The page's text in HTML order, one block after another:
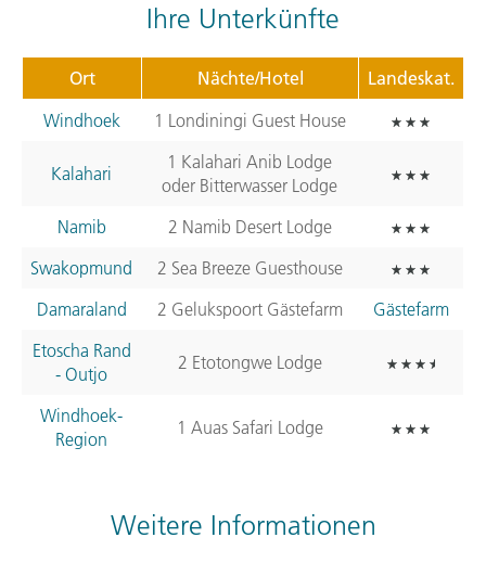
Ihre Unterkünfte
Ort Nächte/Hotel
Landeskat.
Windhoek
1 Londiningi Guest House
Kalahari
1 Kalahari Anib Lodge
oder Bitterwasser Lodge
Namib
2 Namib Desert Lodge
Swakopmund
2 Sea Breeze Guesthouse
Damaraland
2 Gelukspoort Gästefarm
Gästefarm
Etoscha Rand
- Outjo
2 Etotongwe Lodge
Windhoek-
Region
1 Auas Safari Lodge
Weitere Informationen